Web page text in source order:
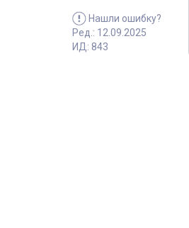
Нашли ошибку?
Ред.: 12.09.2025
ИД: 843